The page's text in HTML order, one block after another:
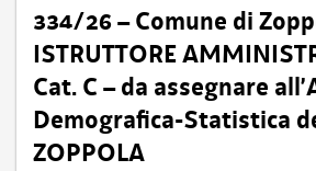
334/26 – Comune di
ISTRUTTORE
Cat. C – da assegnare
Demografica-Statistica
ZOPPOLA